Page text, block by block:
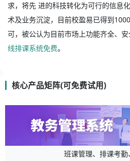
求，将先 进的科技转化为可行的信息
术及业务沉淀，目前校盈易已得到
可，被公认为目前市场上功能齐全、
线排课系统免费。
核心产品矩阵(可免费试用)
班课管理、排课考